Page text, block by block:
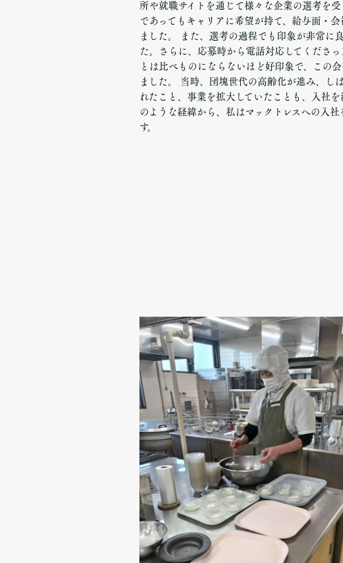
所や就職サイトを通じて様々な企業の選考を
であってもキャリアに希望が持て、給与面・
ました。 また、選考の過程でも印象が非常に
た。さらに、応募時から電話対応してくださ
とは比べものにならないほど好印象で、この
ました。 当時、団塊世代の高齢化が進み、し
れたこと、事業を拡大していたことも、入社
のような経緯から、私はマックトレスへの入
す。